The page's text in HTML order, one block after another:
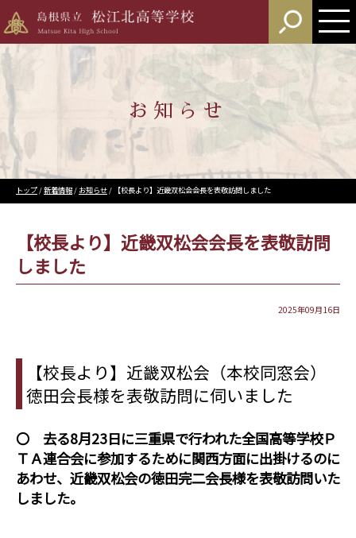
お知らせ
現
在
トップ/新着情報/ お知らせ/ 【校長より】近畿双松会会長を表敬訪問しました
【校長より】近畿双松会会長を表敬訪問
しました
2025年09月16日
【校長より】近畿双松会（本校同窓会）
徳田会長様を表敬訪問に伺いました
〇 去る8月23日に三重県で行われた全国高等学校Ｐ
ＴＡ連合会に参加するために関西方面に出掛けるのに
あわせ、近畿双松会の徳田完二会長様を表敬訪問いた
しました。